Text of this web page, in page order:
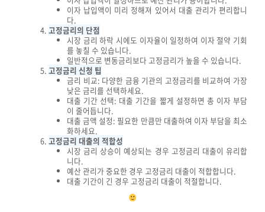
이자 납입액이 미리 정해져 있어서 대출 관리가 편리합니
다.
고정금리의 단점
시장 금리 하락 시에도 이자율이 일정하여 이자 절약 기회
를 놓칠 수 있습니다.
일반적으로 변동금리보다 고정금리가 높을 수 있습니다.
고정금리 신청 팁
금리 비교: 다양한 금융 기관의 고정금리를 비교하여 가장
낮은 금리를 선택하세요.
대출 기간 선택: 대출 기간을 짧게 설정하면 총 이자 부담
이 줄어듭니다.
대출 금액 설정: 필요한 만큼만 대출하여 이자 부담을 최소
화하세요.
고정금리 대출의 적합성
시장 금리 상승이 예상되는 경우 고정금리 대출이 유리합
니다.
예산 관리가 중요한 경우 고정금리 대출이 적합합니다.
대출 기간이 긴 경우 고정금리 대출이 적절합니다.